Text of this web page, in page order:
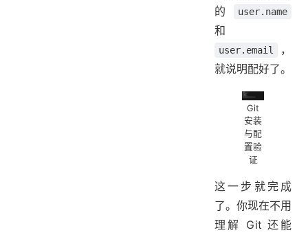
的
user.name
和
user.email
，
就说明配好了。
Git
安装
与配
置验
证
这一步就完成
了。你现在不用
理解 Git 还能